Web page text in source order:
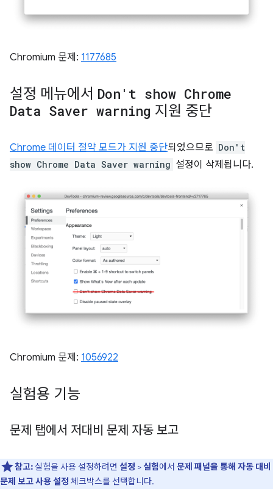
Chromium 문제: 1177685
설정 메뉴에서 Don't show Chrome
Data Saver warning 지원 중단
Chrome 데이터 절약 모드가 지원 중단되었으므로 Don't
show Chrome Data Saver warning 설정이 삭제됩니다.
Chromium 문제: 1056922
실험용 기능
문제 탭에서 저대비 문제 자동 보고
참고: 실험을 사용 설정하려면 설정 > 실험에서 문제 패널을 통해 자동 대비
문제 보고 사용 설정 체크박스를 선택합니다.